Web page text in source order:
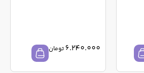
6.240.000تومان